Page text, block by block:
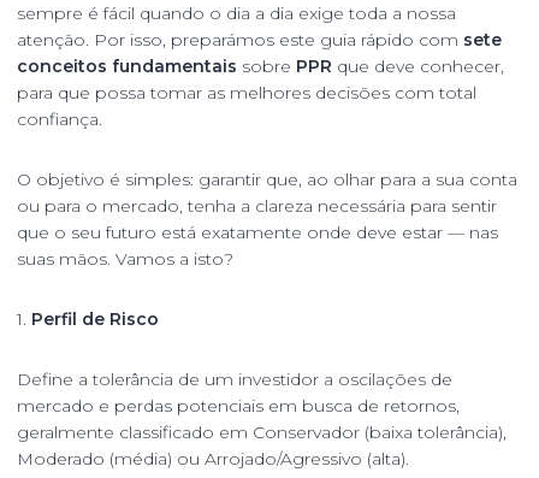
sempre é fácil quando o dia a dia exige toda a nossa
atenção. Por isso, preparámos este guia rápido com sete
conceitos fundamentais sobre PPR que deve conhecer,
para que possa tomar as melhores decisões com total
confiança.
O objetivo é simples: garantir que, ao olhar para a sua conta
ou para o mercado, tenha a clareza necessária para sentir
que o seu futuro está exatamente onde deve estar — nas
suas mãos. Vamos a isto?
1. Perfil de Risco
Define a tolerância de um investidor a oscilações de
mercado e perdas potenciais em busca de retornos,
geralmente classificado em Conservador (baixa tolerância),
Moderado (média) ou Arrojado/Agressivo (alta).